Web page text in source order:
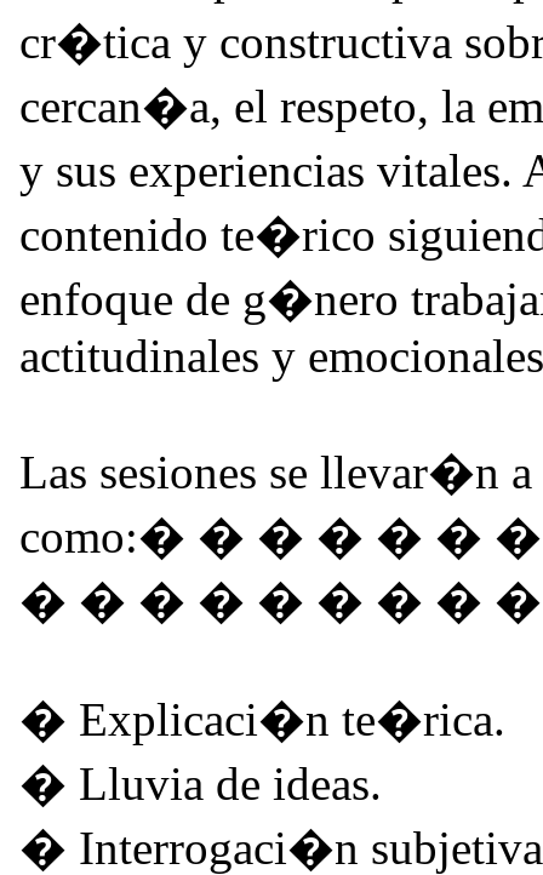
cr�tica y constructiva
cercan�a, el respeto, la
y sus experiencias
contenido te�rico
enfoque de g�nero
actitudinales y
Las sesiones se llevar�n
como:� � � � � �
� � � � � � � �
� Explicaci�n te�rica.
� Lluvia de ideas.
� Interrogaci�n